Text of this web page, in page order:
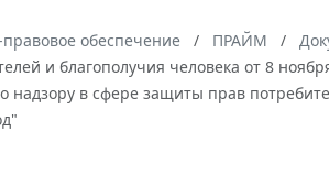
обеспечение ПРАЙМ
и благополучия человека от 8
в сфере защиты прав